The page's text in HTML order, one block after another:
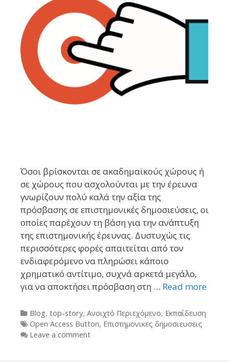
Όσοι βρίσκονται σε ακαδημαϊκούς χώρους ή
σε χώρους που ασχολούνται με την έρευνα
γνωρίζουν πολύ καλά την αξία της
πρόσβασης σε επιστημονικές δημοσιεύσεις, οι
οποίες παρέχουν τη βάση για την ανάπτυξη
της επιστημονικής έρευνας. Δυστυχώς τις
περισσότερες φορές απαιτείται από τον
ενδιαφερόμενο να πληρώσει κάποιο
χρηματικό αντίτιμο, συχνά αρκετά μεγάλο,
για να αποκτήσει πρόσβαση στη … Read more
Categories
Blog, top-story, Ανοιχτό Περιεχόμενο, Εκπαίδευση
Tags
Open Access Button, Επιστημονικες δημοσιευσεις
Leave a comment